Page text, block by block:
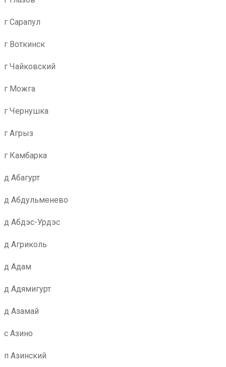
г Сарапул
г Воткинск
г Чайковский
г Можга
г Чернушка
г Агрыз
г Камбарка
д Абагурт
д Абдульменево
д Абдэс-Урдэс
д Агриколь
д Адам
д Адямигурт
д Азамай
с Азино
п Азинский